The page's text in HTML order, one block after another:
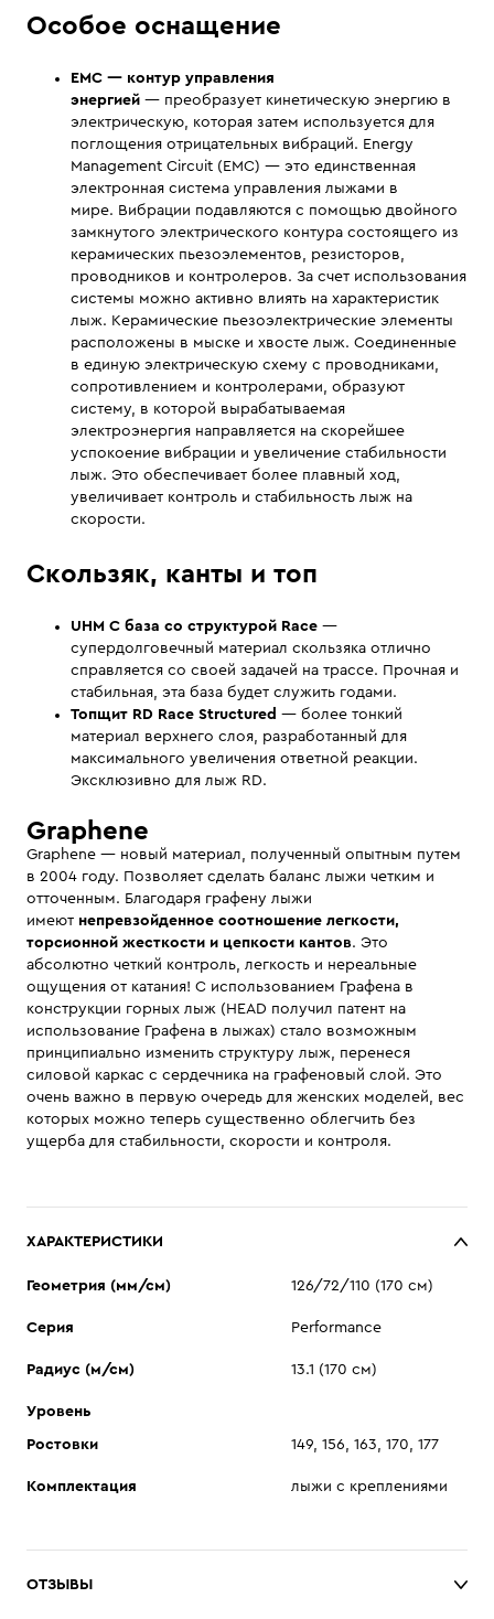
Особое оснащение
EMC — контур управления
энергией — преобразует кинетическую энергию в
электрическую, которая затем используется для
поглощения отрицательных вибраций. Energy
Management Circuit (EMC) — это единственная
электронная система управления лыжами в
мире. Вибрации подавляются с помощью двойного
замкнутого электрического контура состоящего из
керамических пьезоэлементов, резисторов,
проводников и контролеров. За счет использования
системы можно активно влиять на характеристик
лыж. Керамические пьезоэлектрические элементы
расположены в мыске и хвосте лыж. Соединенные
в единую электрическую схему с проводниками,
сопротивлением и контролерами, образуют
систему, в которой вырабатываемая
электроэнергия направляется на скорейшее
успокоение вибрации и увеличение стабильности
лыж. Это обеспечивает более плавный ход,
увеличивает контроль и стабильность лыж на
скорости.
Скользяк, канты и топ
UHM C база со структурой Race —
супердолговечный материал скользяка отлично
справляется со своей задачей на трассе. Прочная и
стабильная, эта база будет служить годами.
Топщит RD Race Structured — более тонкий
материал верхнего слоя, разработанный для
максимального увеличения ответной реакции.
Эксклюзивно для лыж RD.
Graphene
Graphene — новый материал, полученный опытным путем
в 2004 году. Позволяет сделать баланс лыжи четким и
отточенным. Благодаря графену лыжи
имеют непревзойденное соотношение легкости,
торсионной жесткости и цепкости кантов. Это
абсолютно четкий контроль, легкость и нереальные
ощущения от катания! С использованием Графена в
конструкции горных лыж (HEAD получил патент на
использование Графена в лыжах) стало возможным
принципиально изменить структуру лыж, перенеся
силовой каркас с сердечника на графеновый слой. Это
очень важно в первую очередь для женских моделей, вес
которых можно теперь существенно облегчить без
ущерба для стабильности, скорости и контроля.
ХАРАКТЕРИСТИКИ
Геометрия (мм/см) 126/72/110 (170 см)
Серия Performance
Радиус (м/см) 13.1 (170 см)
Уровень
Ростовки 149, 156, 163, 170, 177
Комплектация лыжи с креплениями
ОТЗЫВЫ